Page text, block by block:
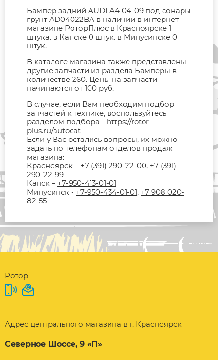
Бампер задний AUDI A4 04-09 под сонары
грунт AD04022BA в наличии в интернет-
магазине РоторПлюс в Красноярске 1
штука, в Канске 0 штук, в Минусинске 0
штук.
В каталоге магазина также представлены
другие запчасти из раздела Бамперы в
количестве 260. Цены на запчасти
начинаются от 100 руб.
В случае, если Вам необходим подбор
запчастей к технике, воспользуйтесь
разделом подбора - https://rotor-
plus.ru/autocat
Если у Вас остались вопросы, их можно
задать по телефонам отделов продаж
магазина:
Красноярск – +7 (391) 290-22-00, +7 (391)
290-22-99
Канск – +7-950-413-01-01
Минусинск - +7-950-434-01-01, +7 908 020-
82-55
Ротор
Адрес центрального магазина в г. Красноярск
Северное Шоссе, 9 «П»